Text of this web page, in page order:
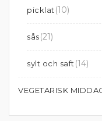
picklat (10)
sås(21)
sylt och saft (14)
VEGETARISK